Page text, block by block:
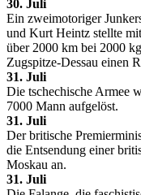
30. Juli
Ein zweimotoriger
und Kurt Heintz stellte
über 2000 km bei 2000
Zugspitze-Dessau einen
31. Juli
Die tschechische Armee
7000 Mann aufgelöst.
31. Juli
Der britische
die Entsendung einer
Moskau an.
31. Juli